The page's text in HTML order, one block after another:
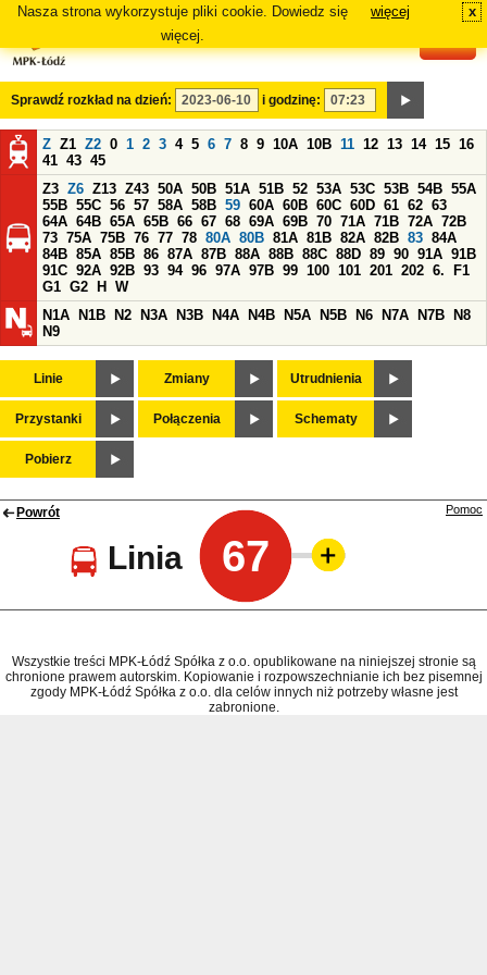
Nasza strona wykorzystuje pliki cookie. Dowiedz się
więcej.
więcej x
Sprawdź rozkład na dzień: i godzinę:
Z Z1 Z2 0 1 2 3 4 5 6 7 8 9 10A 10B 11 12 13 14 15 16
41 43 45
Z3 Z6 Z13 Z43 50A 50B 51A 51B 52 53A 53C 53B 54B 55A
55B 55C 56 57 58A 58B 59 60A 60B 60C 60D 61 62 63
64A 64B 65A 65B 66 67 68 69A 69B 70 71A 71B 72A 72B
73 75A 75B 76 77 78 80A 80B 81A 81B 82A 82B 83 84A
84B 85A 85B 86 87A 87B 88A 88B 88C 88D 89 90 91A 91B
91C 92A 92B 93 94 96 97A 97B 99 100 101 201 202 6.
F1
G1 G2 H
W
N1A
N1B N2 N3A N3B N4A N4B N5A N5B N6 N7A N7B
N8
N9
Linie Zmiany Utrudnienia
Przystanki Połączenia Schematy
Pobierz
Powrót
Linia 67
Pomoc
Wszystkie treści MPK-Łódź Spółka z o.o. opublikowane na niniejszej stronie są
chronione prawem autorskim. Kopiowanie i rozpowszechnianie ich bez pisemnej
zgody MPK-Łódź Spółka z o.o. dla celów innych niż potrzeby własne jest
zabronione.